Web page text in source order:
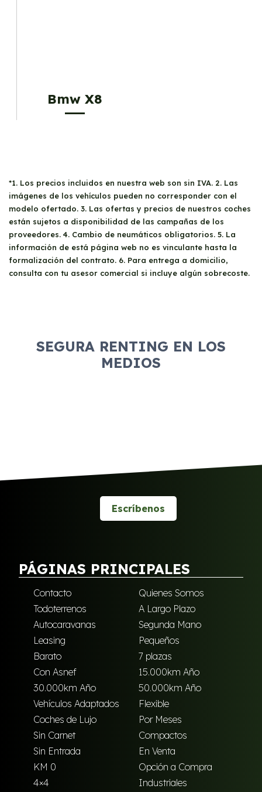
Bmw X8
*1. Los precios incluidos en nuestra web son sin IVA. 2. Las
imágenes de los vehículos pueden no corresponder con el
modelo ofertado. 3. Las ofertas y precios de nuestros coches
están sujetos a disponibilidad de las campañas de los
proveedores. 4. Cambio de neumáticos obligatorios. 5. La
información de está página web no es vinculante hasta la
formalización del contrato. 6. Para entrega a domicilio,
consulta con tu asesor comercial si incluye algún sobrecoste.
SEGURA RENTING EN LOS
MEDIOS
Escríbenos
PÁGINAS PRINCIPALES
Contacto
Quienes Somos
Todoterrenos
A Largo Plazo
Autocaravanas
Segunda Mano
Leasing
Pequeños
Barato
7 plazas
Con Asnef
15.000km Año
30.000km Año
50.000km Año
Vehículos Adaptados
Flexible
Coches de Lujo
Por Meses
Sin Carnet
Compactos
Sin Entrada
En Venta
KM 0
Opción a Compra
4×4
Industriales